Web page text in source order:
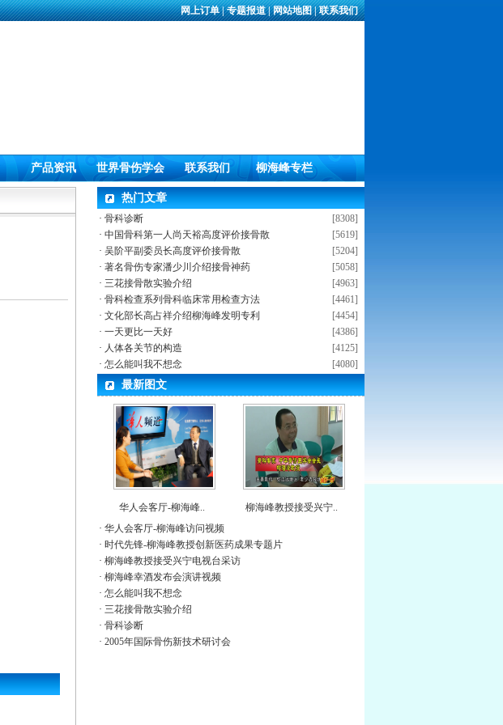
网上订单|专题报道|网站地图|联系我们
产品资讯 世界骨伤学会 联系我们 柳海峰专栏
热门文章
[8308]
· 骨科诊断
[5619]
· 中国骨科第一人尚天裕高度评价接骨散
[5204]
· 吴阶平副委员长高度评价接骨散
[5058]
· 著名骨伤专家潘少川介绍接骨神药
[4963]
· 三花接骨散实验介绍
[4461]
· 骨科检查系列骨科临床常用检查方法
[4454]
· 文化部长高占祥介绍柳海峰发明专利
[4386]
· 一天更比一天好
[4125]
· 人体各关节的构造
[4080]
· 怎么能叫我不想念
最新图文
华人会客厅-柳海峰..
柳海峰教授接受兴宁..
· 华人会客厅-柳海峰访问视频
· 时代先锋-柳海峰教授创新医药成果专题片
· 柳海峰教授接受兴宁电视台采访
· 柳海峰幸酒发布会演讲视频
· 怎么能叫我不想念
· 三花接骨散实验介绍
· 骨科诊断
· 2005年国际骨伤新技术研讨会